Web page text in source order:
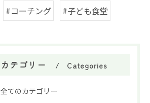
#コーチング #子ども食堂
カテゴリー Categories
全てのカテゴリー